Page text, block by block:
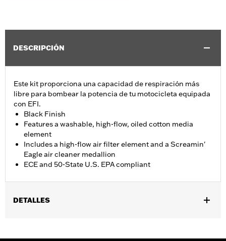
DESCRIPCIÓN
Este kit proporciona una capacidad de respiración más
libre para bombear la potencia de tu motocicleta equipada
con EFI.
Black Finish
Features a washable, high-flow, oiled cotton media
element
Includes a high-flow air filter element and a Screamin'
Eagle air cleaner medallion
ECE and 50-State U.S. EPA compliant
DETALLES